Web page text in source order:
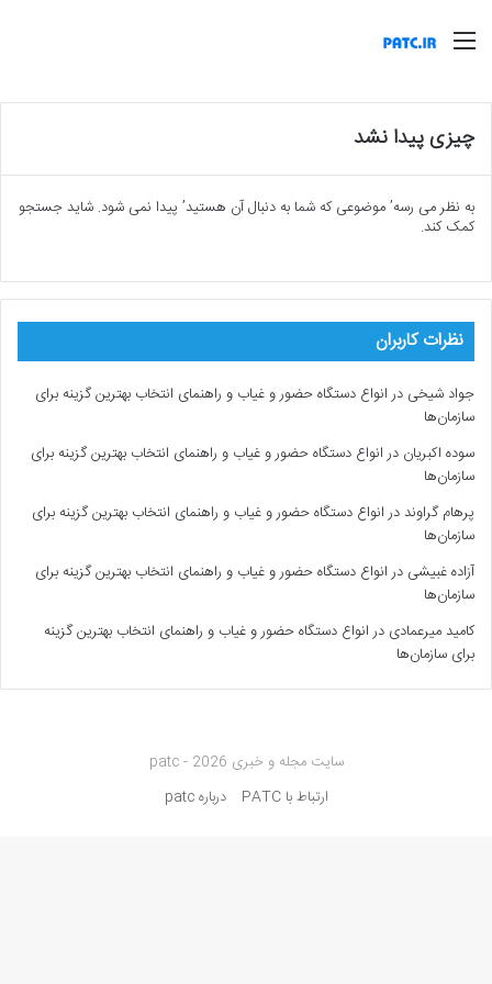
منو
چیزی پیدا نشد
به نظر می رسه’ موضوعی که شما به دنبال آن هستید’ پیدا نمی شود. شاید جستجو
کمک کند.
نظرات کاربران
جواد شیخی درانواع دستگاه حضور و غیاب و راهنمای انتخاب بهترین گزینه برای
سازمان‌ها
سوده اکبریان درانواع دستگاه حضور و غیاب و راهنمای انتخاب بهترین گزینه برای
سازمان‌ها
پرهام گراونددرانواع دستگاه حضور و غیاب و راهنمای انتخاب بهترین گزینه برای
سازمان‌ها
آزاده غبیشی درانواع دستگاه حضور و غیاب و راهنمای انتخاب بهترین گزینه برای
سازمان‌ها
کامید میرعمادی درانواع دستگاه حضور و غیاب و راهنمای انتخاب بهترین گزینه
برای سازمان‌ها
سایت مجله و خبری patc - 2026
ارتباط با PATC
درباره patc